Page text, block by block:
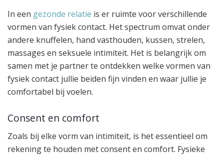
In een gezonde relatie is er ruimte voor verschillende
vormen van fysiek contact. Het spectrum omvat onder
andere knuffelen, hand vasthouden, kussen, strelen,
massages en seksuele intimiteit. Het is belangrijk om
samen met je partner te ontdekken welke vormen van
fysiek contact jullie beiden fijn vinden en waar jullie je
comfortabel bij voelen.
Consent en comfort
Zoals bij elke vorm van intimiteit, is het essentieel om
rekening te houden met consent en comfort. Fysieke